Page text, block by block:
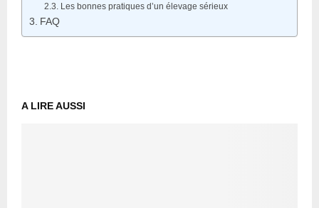
Les bonnes pratiques d’un élevage sérieux
FAQ
A LIRE AUSSI